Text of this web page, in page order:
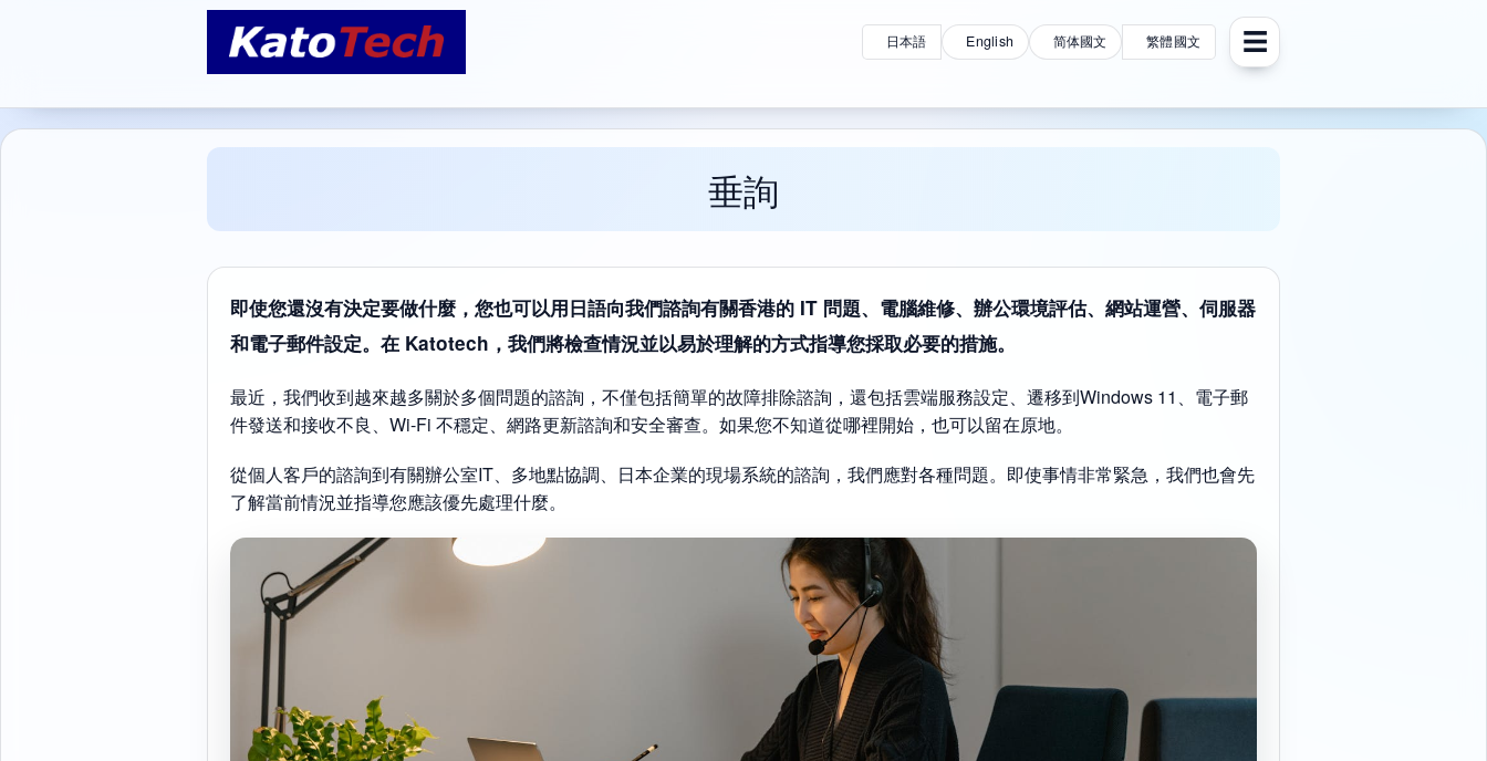
日本語 English 简体國文 繁體國文 ☰
垂詢
即使您還沒有決定要做什麼，您也可以用日語向我們諮詢有關香港的 IT 問題、電腦維修、辦公環境評估、網站運營、伺服器
和電子郵件設定。在 Katotech，我們將檢查情況並以易於理解的方式指導您採取必要的措施。
最近，我們收到越來越多關於多個問題的諮詢，不僅包括簡單的故障排除諮詢，還包括雲端服務設定、遷移到Windows 11、電子郵
件發送和接收不良、Wi-Fi 不穩定、網路更新諮詢和安全審查。如果您不知道從哪裡開始，也可以留在原地。
從個人客戶的諮詢到有關辦公室IT、多地點協調、日本企業的現場系統的諮詢，我們應對各種問題。即使事情非常緊急，我們也會先
了解當前情況並指導您應該優先處理什麼。